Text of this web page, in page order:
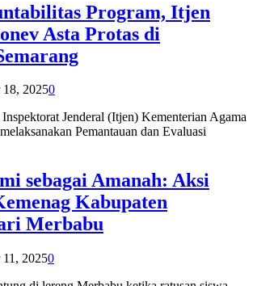
Program, Itjen
Asta Protas di
18, 20250
Jenderal (Itjen) Kementerian Agama
Pemantauan dan Evaluasi
sebagai Amanah: Aksi
Kabupaten
Merbabu
11, 20250